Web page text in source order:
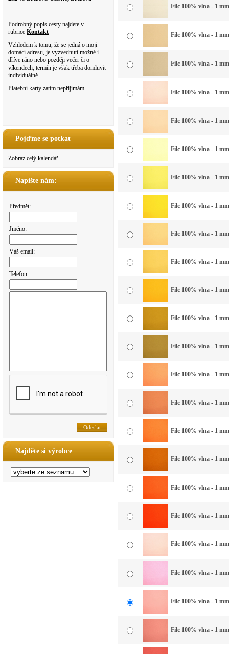
Podrobný popis cesty najdete v
rubrice Kontakt
Vzhledem k tomu, že se jedná o moji
domácí adresu, je vyzvednutí možné i
dříve ráno nebo později večer či o
víkendech, termín je však třeba domluvit
individuálně.
Platební karty zatím nepřijímám.
Pojďme se potkat
Zobraz celý kalendář
Napište nám:
Předmět:
Jméno:
Váš email:
Telefon:
Najděte si výrobce
Filc 100% vlna - 1
Filc 100% vlna - 1
Filc 100% vlna - 1
Filc 100% vlna - 1
Filc 100% vlna - 1
Filc 100% vlna - 1
Filc 100% vlna - 1
Filc 100% vlna - 1
Filc 100% vlna - 1
Filc 100% vlna - 1
Filc 100% vlna - 1
Filc 100% vlna - 1
Filc 100% vlna - 1
Filc 100% vlna - 1
Filc 100% vlna - 1
Filc 100% vlna - 1
Filc 100% vlna - 1
Filc 100% vlna - 1
Filc 100% vlna - 1
Filc 100% vlna - 1
Filc 100% vlna - 1
Filc 100% vlna - 1
Filc 100% vlna - 1